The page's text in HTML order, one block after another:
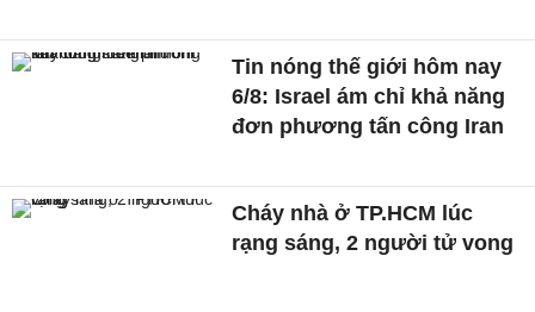
Tin nóng thế giới hôm nay
6/8: Israel ám chỉ khả năng
đơn phương tấn công Iran
Cháy nhà ở TP.HCM lúc
rạng sáng, 2 người tử vong